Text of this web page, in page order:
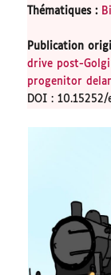
Thématiques:
Publication
drive post-
progenitor
DOI :